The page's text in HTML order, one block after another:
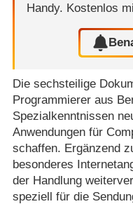
Handy. Kostenlos
Die sechsteilige
Programmierer aus
Spezialkenntnissen
Anwendungen für
schaffen. Ergänzend
besonderes
der Handlung
speziell für die